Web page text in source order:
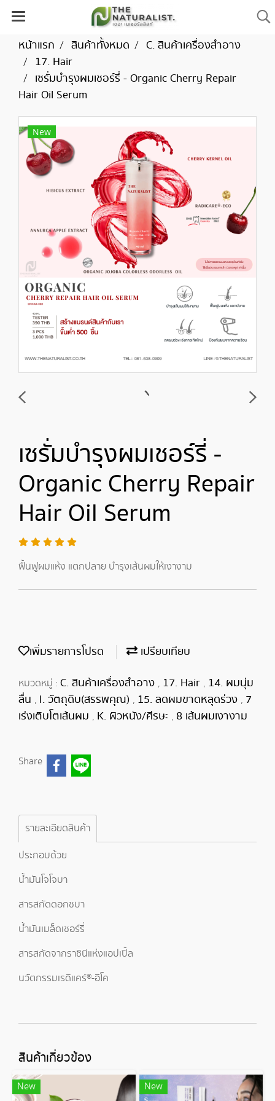
หน้าแรก สินค้าทั้งหมด
C. สินค้าเครื่องสำอาง
17. Hair
เซรั่มบำรุงผมเชอร์รี่ - Organic Cherry Repair
Hair Oil Serum
New
เซรั่มบำรุงผมเชอร์รี่ -
Organic Cherry Repair
Hair Oil Serum
ฟื้นฟูผมแห้ง แตกปลาย บำรุงเส้นผมให้เงางาม
เพิ่มรายการโปรด เปรียบเทียบ
หมวดหมู่ : C. สินค้าเครื่องสำอาง , 17. Hair , 14. ผมนุ่ม
ลื่น , I. วัตถุดิบ(สรรพคุณ) , 15. ลดผมขาดหลุดร่วง , 7
เร่งเติบโตเส้นผม , K. ผิวหนัง/ศีรษะ , 8 เส้นผมเงางาม
Share
รายละเอียดสินค้า
ประกอบด้วย
น้ำมันโจโจบา
สารสกัดดอกชบา
น้ำมันเมล็ดเชอร์รี่
สารสกัดจากราชินีแห่งแอปเปิ้ล
นวัตกรรมเรดิแคร์®-อีโค
สินค้าเกี่ยวข้อง
New New